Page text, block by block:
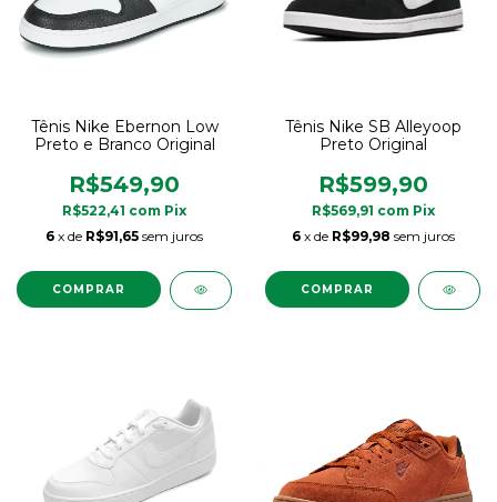
Tênis Nike Ebernon Low
Preto e Branco Original
R$549,90
R$522,41 com Pix
6 x de R$91,65 sem juros
COMPRAR
Tênis Nike SB Alleyoop
Preto Original
R$599,90
R$569,91 com Pix
6 x de R$99,98 sem juros
COMPRAR